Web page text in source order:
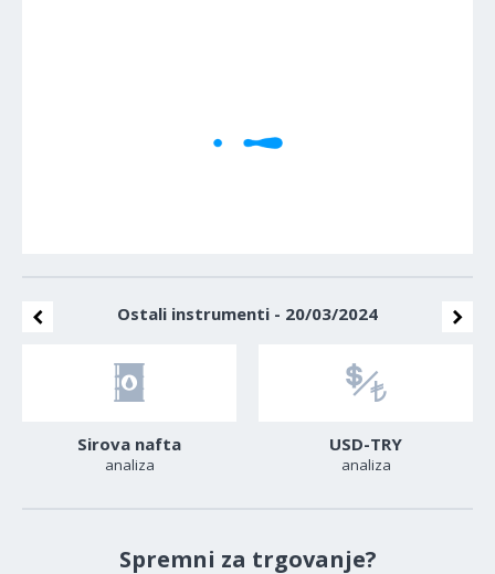
Ostali instrumenti - 20/03/2024
Sirova nafta
analiza
USD-TRY
analiza
Spremni za trgovanje?